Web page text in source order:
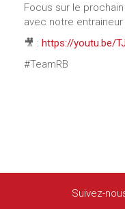
Focus sur le
avec notre entraineur
🎥 : https://youtu.be/
#TeamRB
Suivez-